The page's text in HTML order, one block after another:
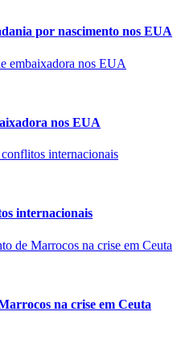
por nascimento nos EUA
nos EUA
internacionais
na crise em Ceuta